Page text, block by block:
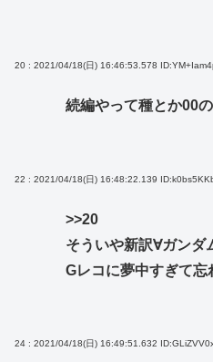
20 : 2021/04/18(日) 16:46:53.578
続編やって種とか00
22 : 2021/04/18(日) 16:48:22.139
>>20
そういや新訳∀ガンダ
Gレコに夢中すぎて忘
24 : 2021/04/18(日) 16:49:51.632